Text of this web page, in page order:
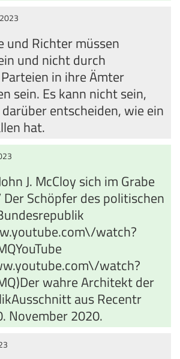
und Richter müssen
und nicht durch
in ihre Ämter
sein. Es kann nicht sein,
entscheiden, wie ein
hat.
J. McCloy sich im Grabe
Schöpfer des politischen
watch?
watch?
wahre Architekt der
aus Recentr
November 2020.